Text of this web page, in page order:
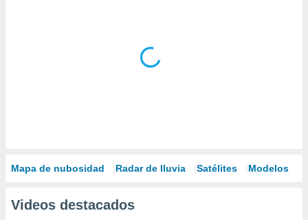
Mapa de nubosidad Radar de lluvia Satélites Modelos
Videos destacados